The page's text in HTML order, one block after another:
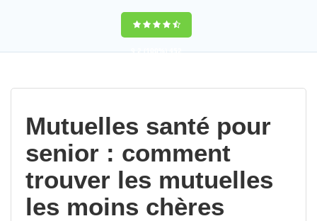
9,2(100%)452
Mutuelles santé pour
senior : comment
trouver les mutuelles
les moins chères